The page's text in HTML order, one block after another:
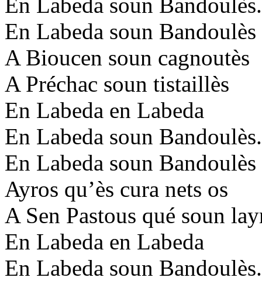
En Labeda soun Bandoulès
A Bioucen soun cagnoutès
A Préchac soun tistaillès
En Labeda en Labeda
En Labeda soun Bandoulès.
En Labeda soun Bandoulès
Ayros qu’ès cura nets os
A Sen Pastous qué soun
En Labeda en Labeda
En Labeda soun Bandoulès.